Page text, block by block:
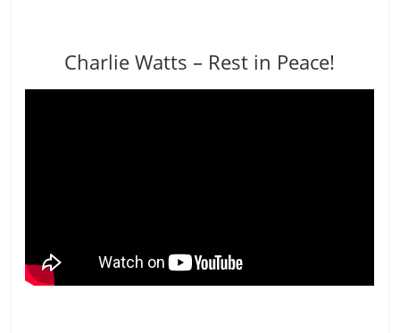
Charlie Watts – Rest in Peace!